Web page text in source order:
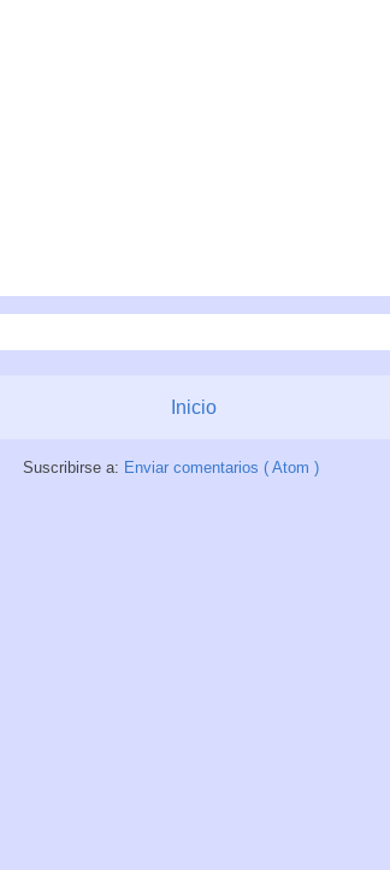
Inicio
Suscribirse a: Enviar comentarios ( Atom )